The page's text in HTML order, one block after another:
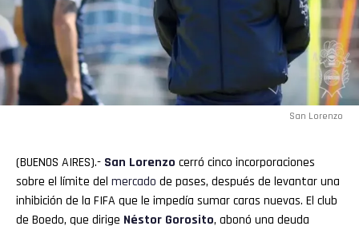
San Lorenzo
(BUENOS AIRES).- San Lorenzo cerró cinco incorporaciones
sobre el límite del mercado de pases, después de levantar una
inhibición de la FIFA que le impedía sumar caras nuevas. El club
de Boedo, que dirige Néstor Gorosito, abonó una deuda